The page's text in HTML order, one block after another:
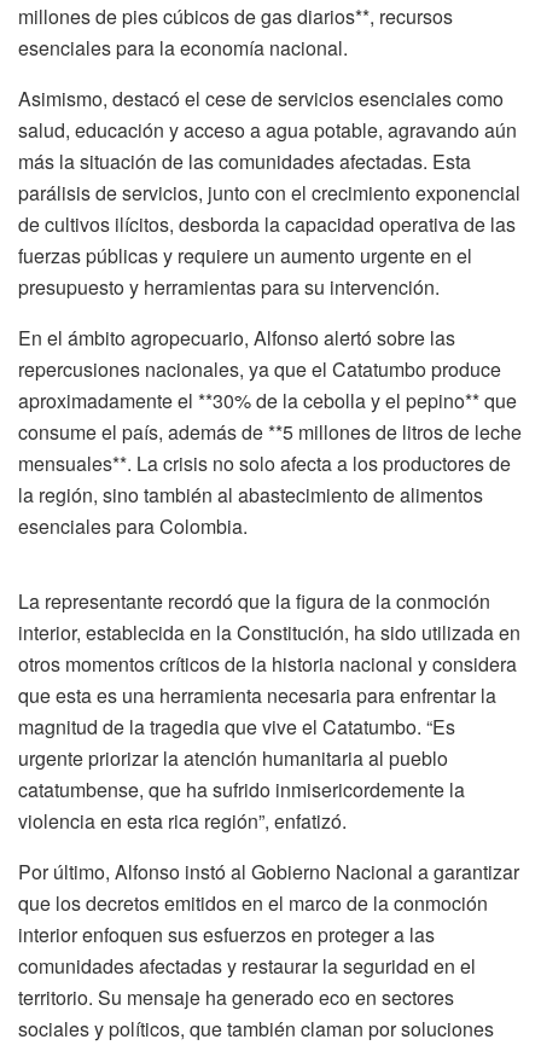
millones de pies cúbicos de gas diarios**, recursos
esenciales para la economía nacional.
Asimismo, destacó el cese de servicios esenciales como
salud, educación y acceso a agua potable, agravando aún
más la situación de las comunidades afectadas. Esta
parálisis de servicios, junto con el crecimiento exponencial
de cultivos ilícitos, desborda la capacidad operativa de las
fuerzas públicas y requiere un aumento urgente en el
presupuesto y herramientas para su intervención.
En el ámbito agropecuario, Alfonso alertó sobre las
repercusiones nacionales, ya que el Catatumbo produce
aproximadamente el **30% de la cebolla y el pepino** que
consume el país, además de **5 millones de litros de leche
mensuales**. La crisis no solo afecta a los productores de
la región, sino también al abastecimiento de alimentos
esenciales para Colombia.
La representante recordó que la figura de la conmoción
interior, establecida en la Constitución, ha sido utilizada en
otros momentos críticos de la historia nacional y considera
que esta es una herramienta necesaria para enfrentar la
magnitud de la tragedia que vive el Catatumbo. “Es
urgente priorizar la atención humanitaria al pueblo
catatumbense, que ha sufrido inmisericordemente la
violencia en esta rica región”, enfatizó.
Por último, Alfonso instó al Gobierno Nacional a garantizar
que los decretos emitidos en el marco de la conmoción
interior enfoquen sus esfuerzos en proteger a las
comunidades afectadas y restaurar la seguridad en el
territorio. Su mensaje ha generado eco en sectores
sociales y políticos, que también claman por soluciones